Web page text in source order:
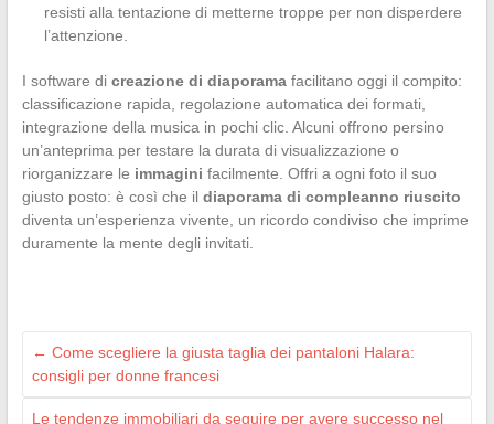
resisti alla tentazione di metterne troppe per non disperdere
l’attenzione.
I software di creazione di diaporamafacilitano oggi il compito:
classificazione rapida, regolazione automatica dei formati,
integrazione della musica in pochi clic. Alcuni offrono persino
un’anteprima per testare la durata di visualizzazione o
riorganizzare le immagini facilmente. Offri a ogni foto il suo
giusto posto: è così che il diaporama di compleanno riuscito
diventa un’esperienza vivente, un ricordo condiviso che imprime
duramente la mente degli invitati.
← Come scegliere la giusta taglia dei pantaloni Halara:
consigli per donne francesi
Le tendenze immobiliari da seguire per avere successo nel